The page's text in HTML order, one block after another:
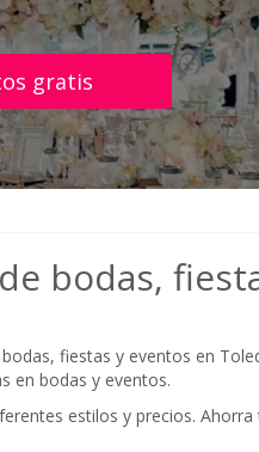
gratis
bodas,
fiestas y eventos en
en bodas y eventos.
estilos y precios.